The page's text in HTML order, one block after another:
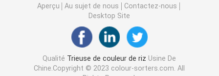
trieuse de couleur de thé
Trieuse de couleur de ceinture
Trieuse infrarouge
Aperçu Au sujet de nous
Contactez-nous
Desktop Site
Qualité Trieuse de couleur de riz Usine De
Chine.Copyright © 2023 colour-sorters.com. All